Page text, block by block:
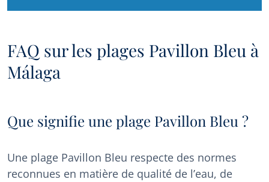
FAQ sur les plages Pavillon Bleu à
Málaga
Que signifie une plage Pavillon Bleu ?
Une plage Pavillon Bleu respecte des normes
reconnues en matière de qualité de l’eau, de